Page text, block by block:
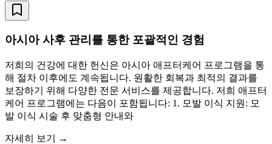
아시아 사후 관리를 통한 포괄적인 경험
저희의 건강에 대한 헌신은 아시아 애프터케어 프로그램을 통
해 절차 이후에도 계속됩니다. 원활한 회복과 최적의 결과를
보장하기 위해 다양한 전문 서비스를 제공합니다. 저희 애프터
케어 프로그램에는 다음이 포함됩니다: 1. 모발 이식 지원: 모
발 이식 시술 후 맞춤형 안내와
자세히 보기 →